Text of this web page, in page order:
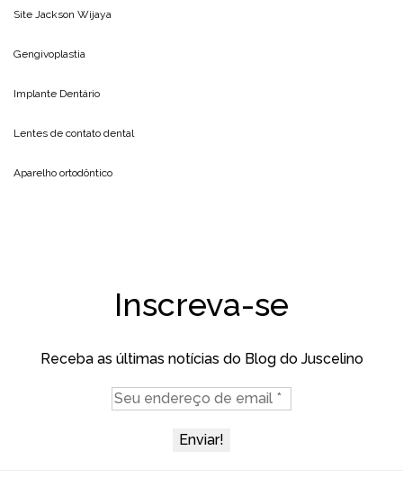
Site Jackson Wijaya
Gengivoplastia
Implante Dentário
Lentes de contato dental
Aparelho ortodôntico
Inscreva-se
Receba as últimas notícias do Blog do Juscelino